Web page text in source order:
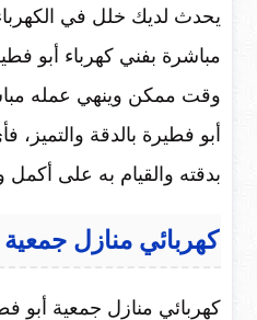
يحدث لديك خلل في
مباشرة بفني كهرباء أبو
وقت ممكن وينهي عمله
أبو فطيرة بالدقة
بدقته والقيام به على أكمل
كهربائي منازل
كهربائي منازل جمعية أبو